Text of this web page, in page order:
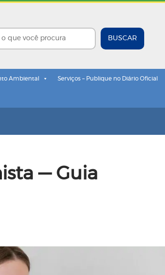
BUSCAR
Ambiental Serviços – Publique no Diário Oficial
— Guia